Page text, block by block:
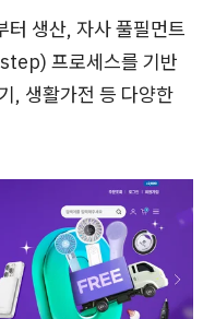
터 생산, 자사 풀필먼트
프로세스를 기반
, 생활가전 등 다양한